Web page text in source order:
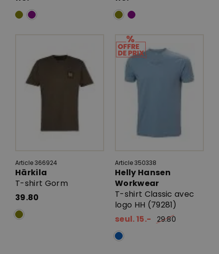
Article 366924
Härkila
T-shirt Gorm
39.80
Article 350338
Helly Hansen
Workwear
T-shirt Classic avec
logo HH (79281)
seul. 15.-
29.80